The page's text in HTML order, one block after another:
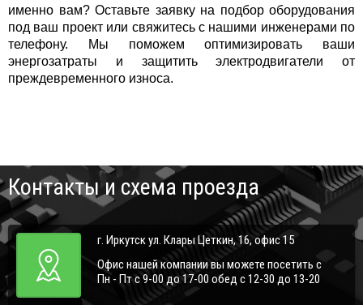
именно вам? Оставьте заявку на подбор оборудования
под ваш проект или свяжитесь с нашими инженерами по
телефону. Мы поможем оптимизировать ваши
энергозатраты и защитить электродвигатели от
преждевременного износа.
Контакты и схема проезда
г. Иркутск ул. Клары Цеткин, 16, офис 15
Офис нашей компании вы можете посетить с
Пн - Пт с 9-00 до 17-00 обед с 12-30 до 13-20